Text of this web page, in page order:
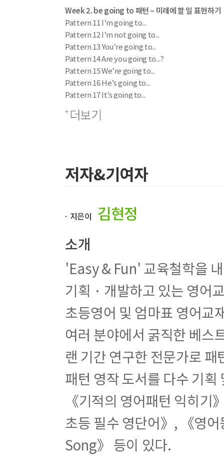
Week 2. be going to 패턴 – 미래에 할 일 표현하기
Pattern 11 I’m going to...
Pattern 12 I’m not going to...
Pattern 13 You’re going to...
Pattern 14 Are you going to...?
Pattern 15 We’re going to...
Pattern 16 He’s going to...
Pattern 17 It’s going to...
Pattern 19 I was going to...
Week 3. what & why & who 패턴 – 구체적으로
Pattern 21 What is...?
Pattern 24 What a...!
Pattern 26 Why is he so...?
Pattern 27 Why do you...?
Pattern 28 Why don’t you...?
Pattern 29 Who is...?
Pattern 30 Who wants...?
Weekly Review
Week 4. how & when & where 패턴 – 구체적으
Pattern 31 How is...?
Pattern 33 How do you...?
Pattern 34 How many... do you...?
Pattern 35 When is...?
Pattern 36 When do you...?
Pattern 37 Where is...?
Pattern 38 Where do you...?
Pattern 39 How about...?
Pattern 40 What are you going to...?
Weekly Review
더보기
저자&기여자
ㆍ지은이 김현정
소개
'Easy & Fun' 교육철학을
기획 · 개발하고 있는 영어
초등영어 및 엄마표 영어교
여러 분야에서 굵직한 베스
랜 기간 연구한 전문가로
패턴 영작 도서를 다수 기
《기적의 영어패턴 익히
초등 필수 영단어》, 《영
Song》 등이 있다.